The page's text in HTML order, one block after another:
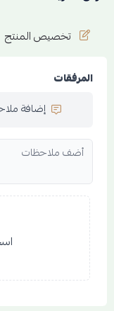
العطر يناسب كل
بتركيز أقوى وثبات أكبر.
الجنس: رجالي
التركيز: باريفيوم 30%
المكونات:
الوسط العطري :
القاعدة العطرية :
تخصيص المنتج
المرفقات
إضافة